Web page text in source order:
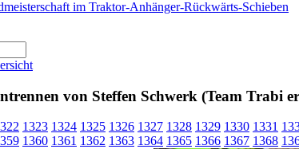
von Steffen Schwerk (Team Trabi
1323 1324 1325 1326 1327 1328 1329 1330 1331
1360 1361 1362 1363 1364 1365 1366 1367 1368